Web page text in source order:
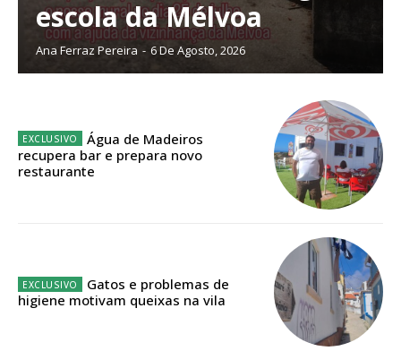
Acesso ao conteúdo online
Acesso aos conteúdos Exclusivos para
assinantes
Ofertas para assinatura anual
16€
escola da Mélvoa
Ana Ferraz Pereira - 6 De Agosto, 2026
Água de Madeiros
recupera bar e prepara novo
restaurante
Gatos e problemas de
higiene motivam queixas na vila